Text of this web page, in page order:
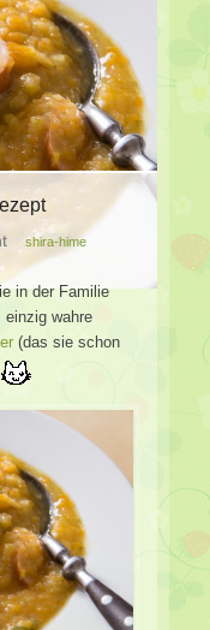
shira-hime
in der Familie
einzig wahre
(das sie schon